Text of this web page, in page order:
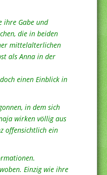
ihre Gabe und
die in beiden
mittelalterlichen
als Anna in der
einen Einblick in
in dem sich
wirken völlig aus
offensichtlich ein
Einzig wie ihre